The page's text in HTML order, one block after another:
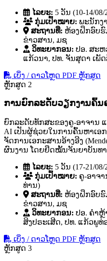
ໄລຍະ: 5 ວັນ (10-14/08/
ກຸ່ມເປົ້າໝາຍ: ພະນັກງ
ສະຖານທີ່: ຫ້ອງຝຶກອົບຮົ
ຂ່າວສານ, ມຊ
ວິທະຍາກອນ: ປອ. ສະຫ
ແກ້ວນາ, ປທ. ຈັນສຸດາ ເພັ
ເບິ່ງ / ດາວໂຫຼດ PDF ຫຼັກສູດ
ຫຼັກສູດ 2
ການຍົກລະດັບວຽກງານຄົ້ນ
ຍົກລະດັບທັກສະຂອງຄູ-ອາຈານ
AI ເປັນຜູ້ຊ່ວຍໃນການຄົ້ນຫາເອ
ຈັດການເອກະສານອ້າງອີງ
ຜົນງານ ໂດຍຢຶດໝັ້ນຈັນຍາບັນທາ
ໄລຍະ: 5 ວັນ (17-21/08/
ກຸ່ມເປົ້າໝາຍ: ຄູ-ອາຈ
ທ່ານ)
ສະຖານທີ່: ຫ້ອງຝຶກອົບຮົ
ຂ່າວສານ, ມຊ
ວິທະຍາກອນ: ປອ. ຄໍາ
ສິງປຣະເສີດ, ປທ. ແກ້ວພູທ່
ເບິ່ງ / ດາວໂຫຼດ PDF ຫຼັກສູດ
ຫຼັກສູດ 3